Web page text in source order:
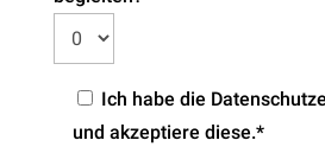
Ich habe die
und akzeptiere diese.*